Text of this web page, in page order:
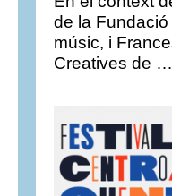
de la
músic, i
Creatives de …